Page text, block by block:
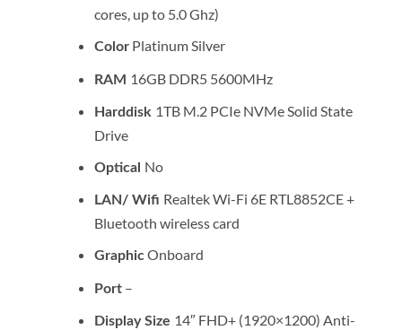
cores, up to 5.0 Ghz)
ColorPlatinum Silver
RAM 16GB DDR5 5600MHz
Harddisk 1TB M.2 PCIe NVMe Solid State
Drive
Optical No
LAN/ Wifi Realtek Wi-Fi 6E RTL8852CE +
Bluetooth wireless card
GraphicOnboard
Port–
Display Size 14″ FHD+ (1920×1200) Anti-